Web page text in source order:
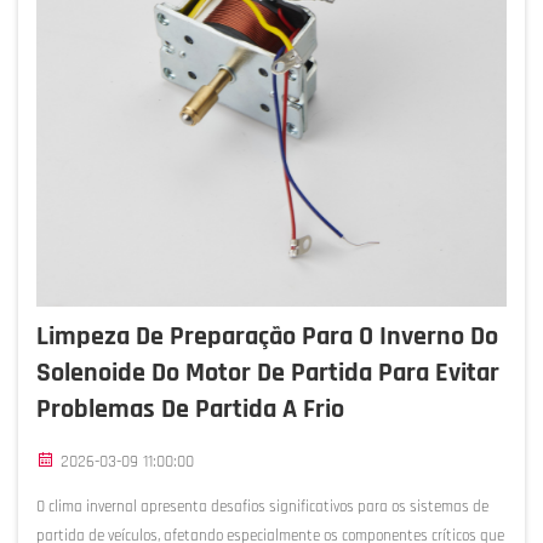
Limpeza De Preparação Para O Inverno Do
Solenoide Do Motor De Partida Para Evitar
Problemas De Partida A Frio
2026-03-09 11:00:00
O clima invernal apresenta desafios significativos para os sistemas de
partida de veículos, afetando especialmente os componentes críticos que